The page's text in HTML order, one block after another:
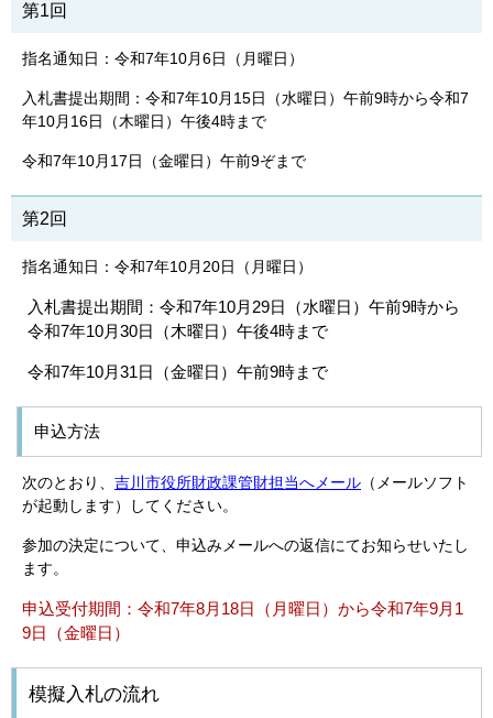
第1回
指名通知日：令和7年10月6日（月曜日）
入札書提出期間：令和7年10月15日（水曜日）午前9時から令和7
年10月16日（木曜日）午後4時まで
令和7年10月17日（金曜日）午前9ぞまで
第2回
指名通知日：令和7年10月20日（月曜日）
入札書提出期間：令和7年10月29日（水曜日）午前9時から
令和7年10月30日（木曜日）午後4時まで
令和7年10月31日（金曜日）午前9時まで
申込方法
次のとおり、 吉川市役所財政課管財担当へメール （メールソフト
が起動します）してください。
参加の決定について、申込みメールへの返信にてお知らせいたし
ます。
申込受付期間：令和7年8月18日（月曜日）から令和7年9月1
9日（金曜日）
模擬入札の流れ